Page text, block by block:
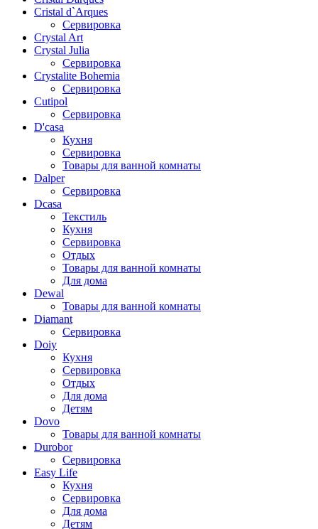
Cristal d`Arques
Сервировка
Crystal Art
Crystal Julia
Сервировка
Crystalite Bohemia
Сервировка
Cutipol
Сервировка
D'casa
Кухня
Сервировка
Товары для ванной комнаты
Dalper
Сервировка
Dcasa
Текстиль
Кухня
Сервировка
Отдых
Товары для ванной комнаты
Для дома
Dewal
Товары для ванной комнаты
Diamant
Сервировка
Doiy
Кухня
Сервировка
Отдых
Для дома
Детям
Dovo
Товары для ванной комнаты
Durobor
Сервировка
Easy Life
Кухня
Сервировка
Для дома
Детям